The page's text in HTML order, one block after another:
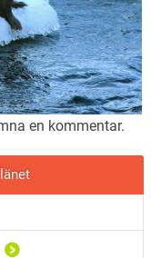
en kommentar.